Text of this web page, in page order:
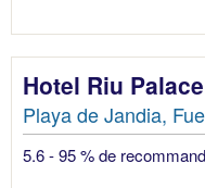
Hotel Riu
Playa de Jandia,
5.6 - 95 % de